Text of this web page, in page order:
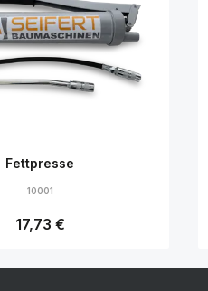
Fettpresse
10001
Regulärer Preis:
17,73 €